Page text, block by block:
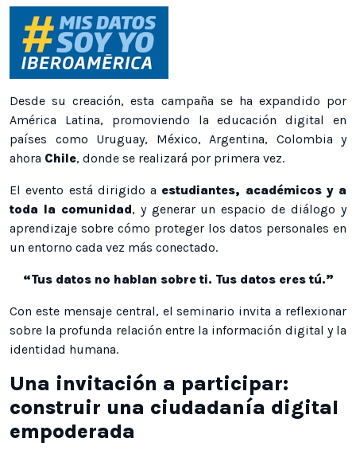
Desde su creación, esta campaña se ha expandido por
América Latina, promoviendo la educación digital en
países como Uruguay, México, Argentina, Colombia y
ahora Chile, donde se realizará por primera vez.
El evento está dirigido a estudiantes, académicos y a
toda la comunidad, y generar un espacio de diálogo y
aprendizaje sobre cómo proteger los datos personales en
un entorno cada vez más conectado.
“Tus datos no hablan sobre ti. Tus datos eres tú.”
Con este mensaje central, el seminario invita a reflexionar
sobre la profunda relación entre la información digital y la
identidad humana.
Una invitación a participar:
construir una ciudadanía digital
empoderada